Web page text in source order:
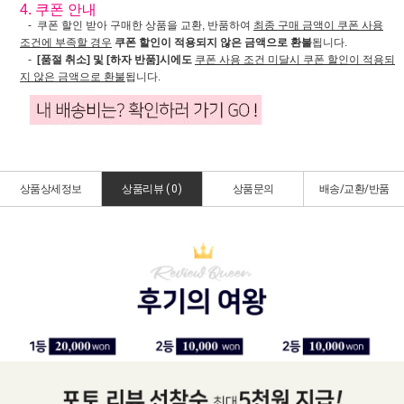
4. 쿠폰 안내
- 쿠폰 할인 받아 구매한 상품을 교환, 반품하여 최종 구매 금액이 쿠폰 사용
조건에 부족할 경우 쿠폰 할인이 적용되지 않은 금액으로 환불됩니다.
- [품절 취소] 및 [하자 반품]시에도 쿠폰 사용 조건 미달시 쿠폰 할인이 적용되
지 않은 금액으로 환불됩니다.
상품상세정보 상품리뷰 (0) 상품문의 배송/교환/반품